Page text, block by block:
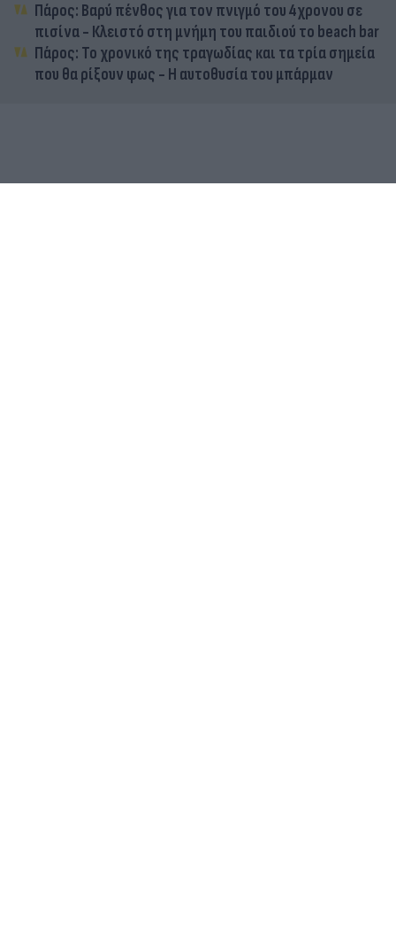
Πάρος: Βαρύ πένθος για τον πνιγμό του 4χρονου σε
πισίνα - Κλειστό στη μνήμη του παιδιού το beach bar
Πάρος: Το χρονικό της τραγωδίας και τα τρία σημεία
που θα ρίξουν φως - Η αυτοθυσία του μπάρμαν